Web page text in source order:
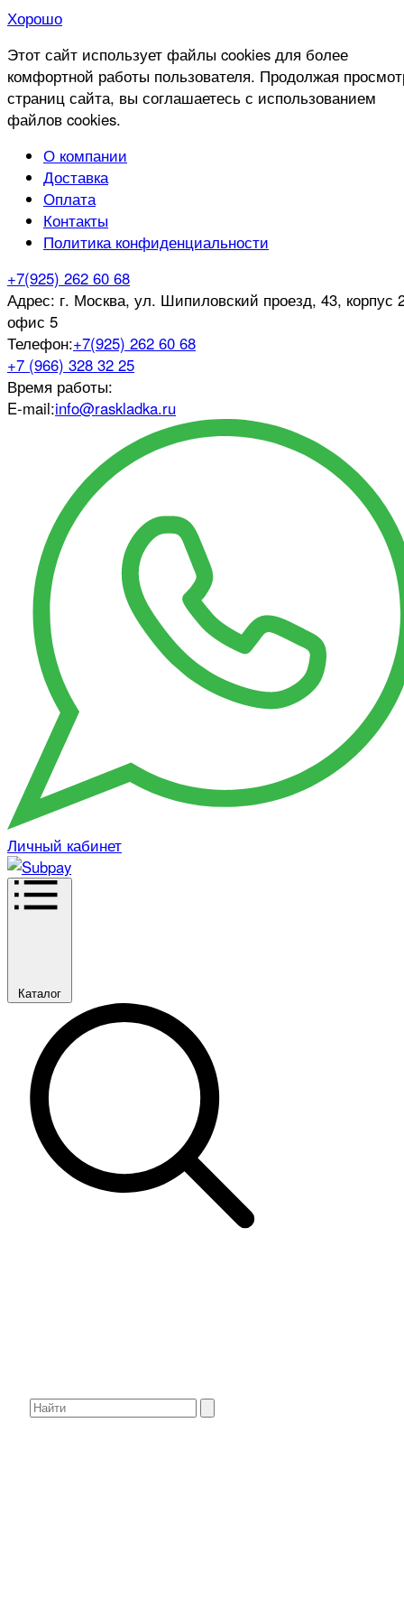
Хорошо
Этот сайт использует файлы cookies для более
комфортной работы пользователя. Продолжая
страниц сайта, вы соглашаетесь с использованием
файлов cookies.
О компании
Доставка
Оплата
Контакты
Политика конфиденциальности
+7(925) 262 60 68
Адрес: г. Москва, ул. Шипиловский проезд, 43, корпус
офис 5
Телефон:+7(925) 262 60 68
+7 (966) 328 32 25
Время работы:
E-mail:info@raskladka.ru
Личный кабинет
Каталог